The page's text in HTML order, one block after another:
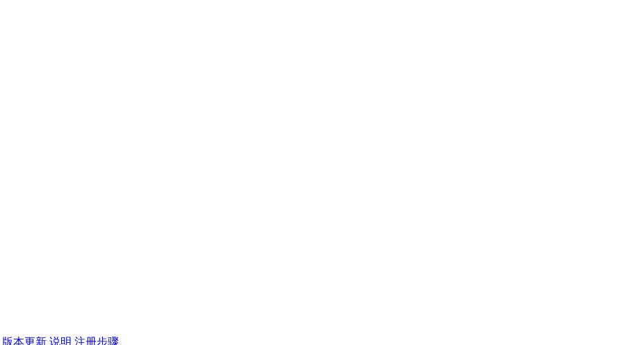
版本更新 说明 注册步骤